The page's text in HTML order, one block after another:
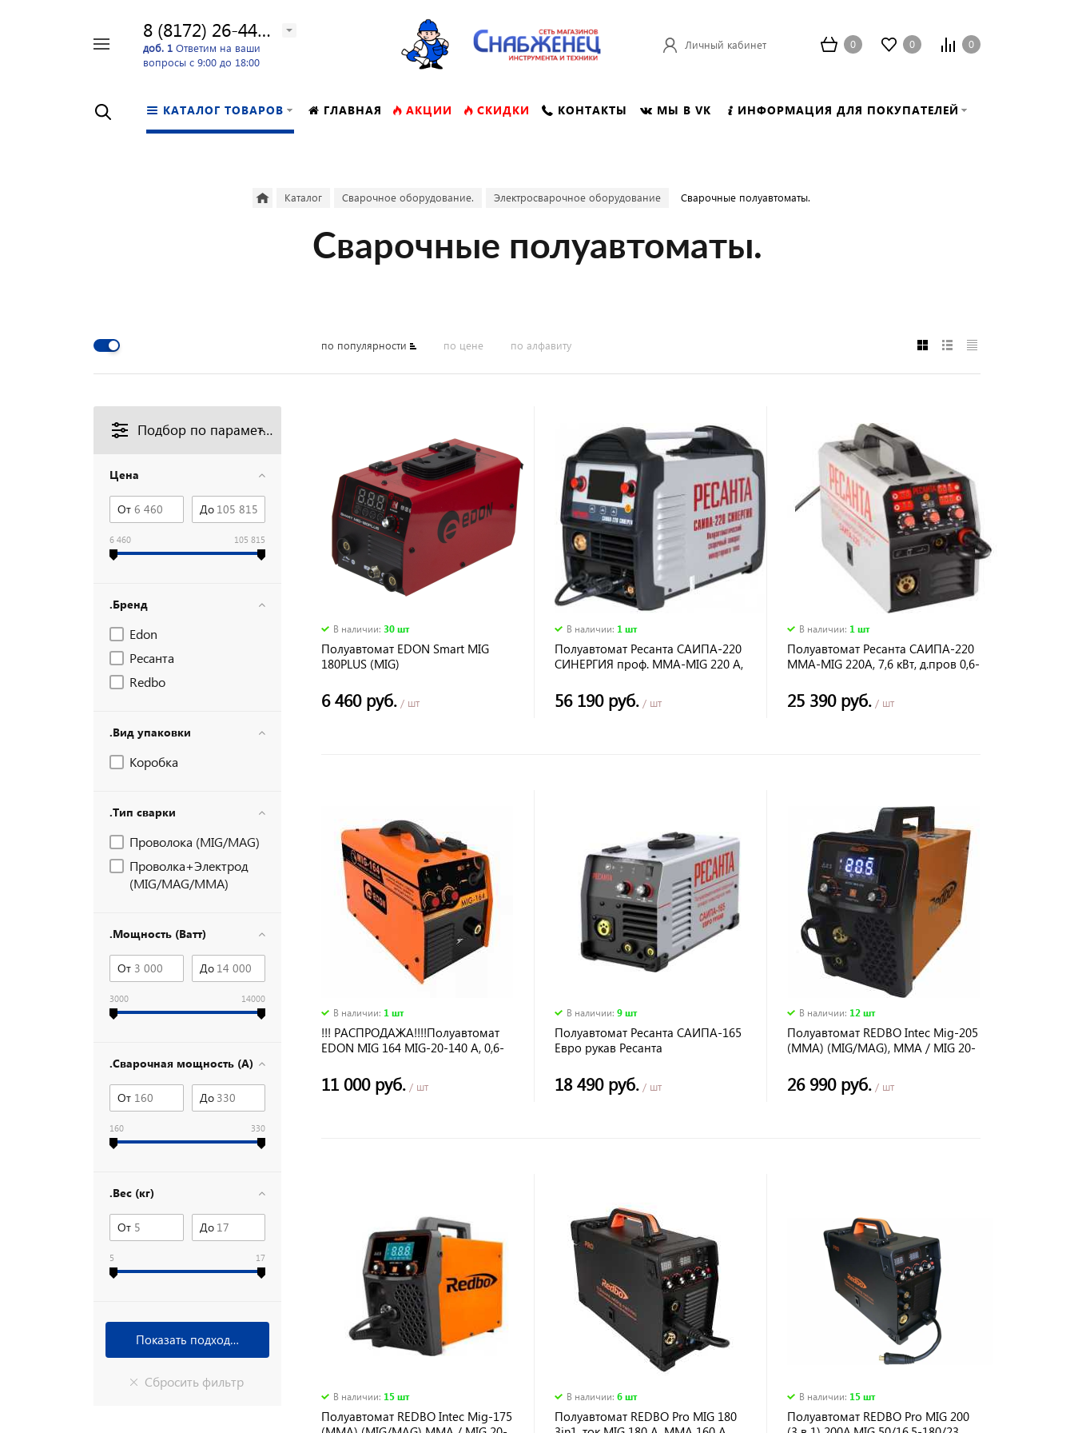
8 (8172) 26-44-24
доб. 1 Ответим на ваши
вопросы с 9:00 до 18:00
Личный кабинет 0 0 0
КАТАЛОГ ТОВАРОВ ГЛАВНАЯ АКЦИИ СКИДКИ КОНТАКТЫ МЫ В VK ИНФОРМАЦИЯ ДЛЯ ПОКУПАТЕЛЕЙ
Каталог Сварочное оборудование. Электросварочное оборудование Сварочные полуавтоматы.
Сварочные полуавтоматы.
по популярности по цене по алфавиту
Подбор по параметрам
Цена
От До
6 460 105 815
.Бренд
Edon
Ресанта
Redbo
.Вид упаковки
Коробка
.Тип сварки
Проволока (MIG/MAG)
Проволка+Электрод
(MIG/MAG/MMA)
.Мощность (Ватт)
От До
3000 14000
.Сварочная мощность (А)
От До
160 330
.Вес (кг)
От До
5 17
В наличии: 30 шт
Полуавтомат EDON Smart MIG
180PLUS (MIG)
6 460 руб. / шт
В наличии: 1 шт
Полуавтомат Ресанта САИПА-220
СИНЕРГИЯ проф. MMA-MIG 220 А,
цифровой дисплей
56 190 руб./ шт
В наличии: 1 шт
Полуавтомат Ресанта САИПА-220
MMA-MIG 220А, 7,6 кВт, д.пров 0,6-
25 390 руб. / шт
В наличии: 1 шт
!!! РАСПРОДАЖА!!!!Полуавтомат
EDON MIG 164 MIG-20-140 А, 0,6-
11 000 руб. / шт
В наличии: 9 шт
Полуавтомат Ресанта САИПА-165
Евро рукав Ресанта
18 490 руб./ шт
В наличии: 12 шт
Полуавтомат REDBO Intec Mig-205
(MMA) (MIG/MAG), MMA / MIG 20-
диам .провол. 0,8/1,0 мм
26 990 руб. / шт
В наличии: 15 шт
Полуавтомат REDBO Intec Mig-175
В наличии: 6 шт
Полуавтомат REDBO Pro MIG 180
В наличии: 15 шт
Полуавтомат REDBO Pro MIG 200